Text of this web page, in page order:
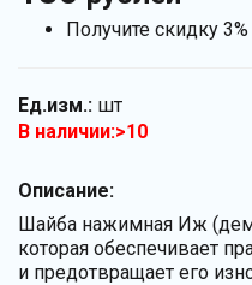
Получите скидку
Ед.изм.: шт
В наличии:>10
Описание:
Шайба нажимная Иж
которая обеспечивает
и предотвращает его